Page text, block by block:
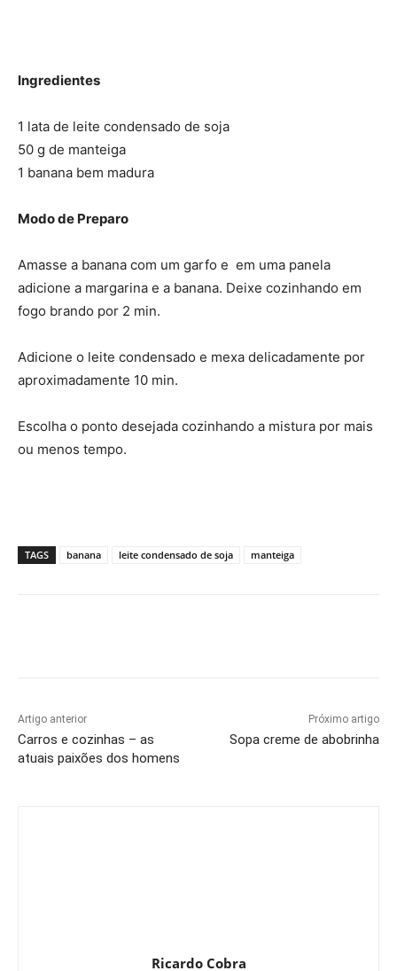
Ingredientes
1 lata de leite condensado de soja
50 g de manteiga
1 banana bem madura
Modo de Preparo
Amasse a banana com um garfo e em uma panela
adicione a margarina e a banana. Deixe cozinhando em
fogo brando por 2 min.
Adicione o leite condensado e mexa delicadamente por
aproximadamente 10 min.
Escolha o ponto desejada cozinhando a mistura por mais
ou menos tempo.
TAGS banana leite condensado de soja manteiga
Artigo anterior
Carros e cozinhas – as
atuais paixões dos homens
Próximo artigo
Sopa creme de abobrinha
Ricardo Cobra